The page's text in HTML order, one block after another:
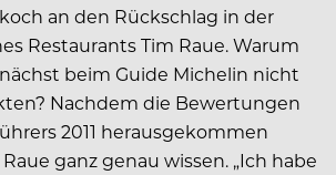
an den Rückschlag in der
Restaurants Tim Raue. Warum
beim Guide Michelin nicht
Nachdem die Bewertungen
2011 herausgekommen
ganz genau wissen. „Ich habe